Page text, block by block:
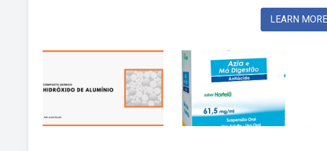
LEARN MORE